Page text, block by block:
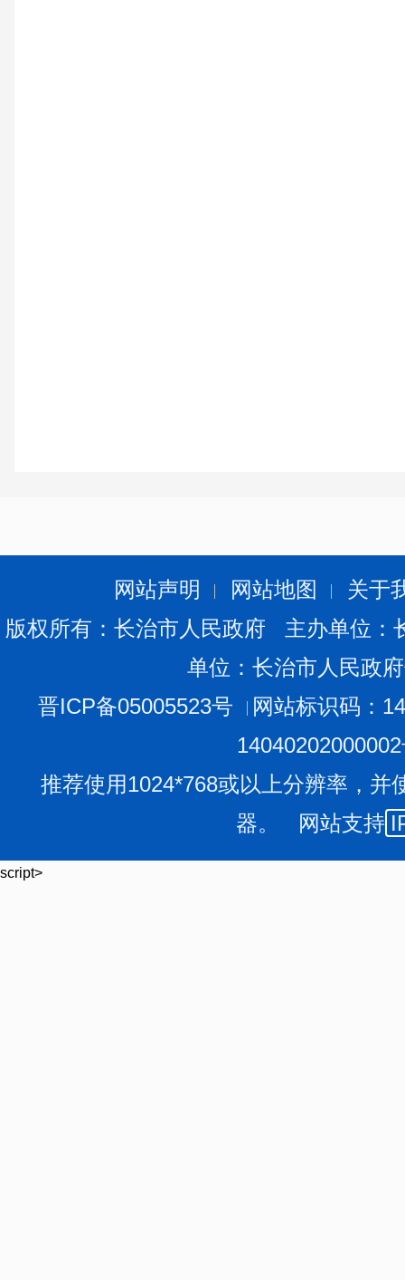
网站声明 网站地图
关于
版权所有：长治市人民政府 主办单位
单位：长治市人民政
晋ICP备05005523号
网站标识码：
推荐使用1024*768或以上分辨率，并
器。 网站支持
script>